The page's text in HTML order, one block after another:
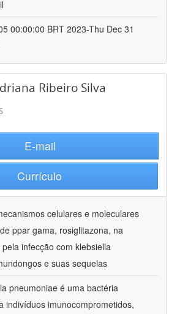
00:00:00 BRT 2023-Thu Dec 31
Ribeiro Silva
E-mail
Currículo
celulares e moleculares
ppar gama, rosiglitazona, na
infecção com klebsiella
e suas sequelas
pneumoniae é uma bactéria
indivíduos imunocomprometidos,